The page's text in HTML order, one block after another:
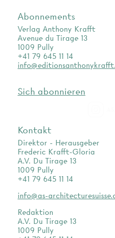
Abonnements
Verlag Anthony Krafft
Avenue du Tirage 13
1009 Pully
+41 79 645 11 14
Sich abonnieren
Kontakt
Direktor - Herausgeber
Frederic Krafft-Gloria
A.V. Du Tirage 13
1009 Pully
+41 79 645 11 14
info@as-
Redaktion
A.V. Du Tirage 13
1009 Pully